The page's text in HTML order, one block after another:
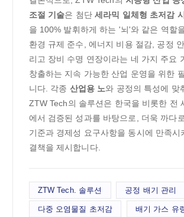
조절 기술은 첨단 세라믹 일체형 초저감
을 100% 발휘하게 하는 '뇌'와 같은 역할
환경 규제 준수, 에너지 비용 절감, 공정
리고 장비 수명 연장이라는 네 가지 주요
창출하는 지속 가능한 산업 운영을 위한
니다. 각종 산업용 노와 공정의 특성에 맞
ZTW Tech의 솔루션은 한국을 비롯한 전
에서 검증된 성과를 바탕으로, 더욱 까다
기준과 경제성 요구사항을 동시에 만족시
결책을 제시합니다.
ZTW Tech. 솔루션 공정 배기 관리
다중 오염물질 초저감 배기 가스 유